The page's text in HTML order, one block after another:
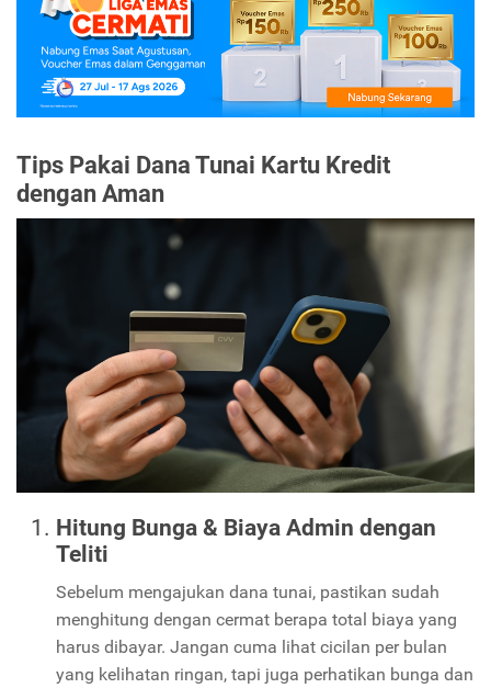
Tips Pakai Dana Tunai Kartu Kredit
dengan Aman
Hitung Bunga & Biaya Admin dengan
Teliti
Sebelum mengajukan dana tunai, pastikan sudah
menghitung dengan cermat berapa total biaya yang
harus dibayar. Jangan cuma lihat cicilan per bulan
yang kelihatan ringan, tapi juga perhatikan bunga dan